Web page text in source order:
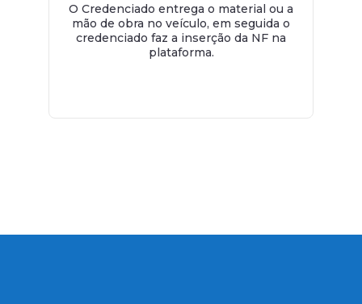
O Credenciado entrega o material ou a
mão de obra no veículo, em seguida o
credenciado faz a inserção da NF na
plataforma.